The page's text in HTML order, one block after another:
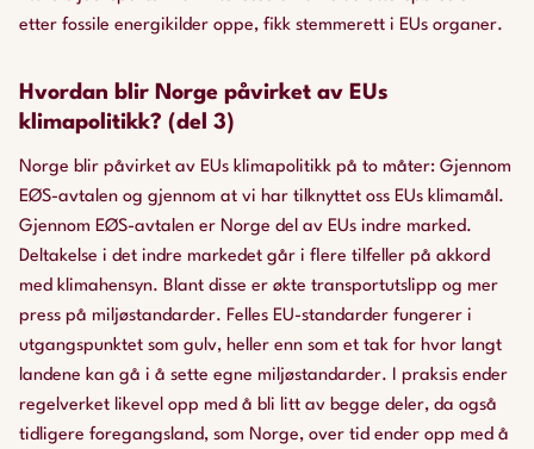
etter fossile energikilder oppe, fikk stemmerett i EUs organer.
Hvordan blir Norge påvirket av EUs
klimapolitikk? (del 3)
Norge blir påvirket av EUs klimapolitikk på to måter: Gjennom
EØS-avtalen og gjennom at vi har tilknyttet oss EUs klimamål.
Gjennom EØS-avtalen er Norge del av EUs indre marked.
Deltakelse i det indre markedet går i flere tilfeller på akkord
med klimahensyn. Blant disse er økte transportutslipp og mer
press på miljøstandarder. Felles EU-standarder fungerer i
utgangspunktet som gulv, heller enn som et tak for hvor langt
landene kan gå i å sette egne miljøstandarder. I praksis ender
regelverket likevel opp med å bli litt av begge deler, da også
tidligere foregangsland, som Norge, over tid ender opp med å